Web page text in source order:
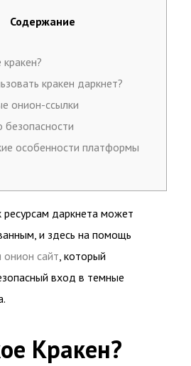
Содержание
кракен даркнет?
онион-ссылки
безопасности
особенности платформы
даркнета может
и здесь на помощь
онион сайт, который
вход в темные
Кракен?